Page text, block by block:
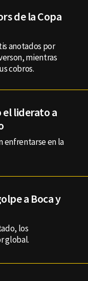
de la Copa
anotados por
mientras
cobros.
el liderato a
enfrentarse en la
a Boca y
los
global.